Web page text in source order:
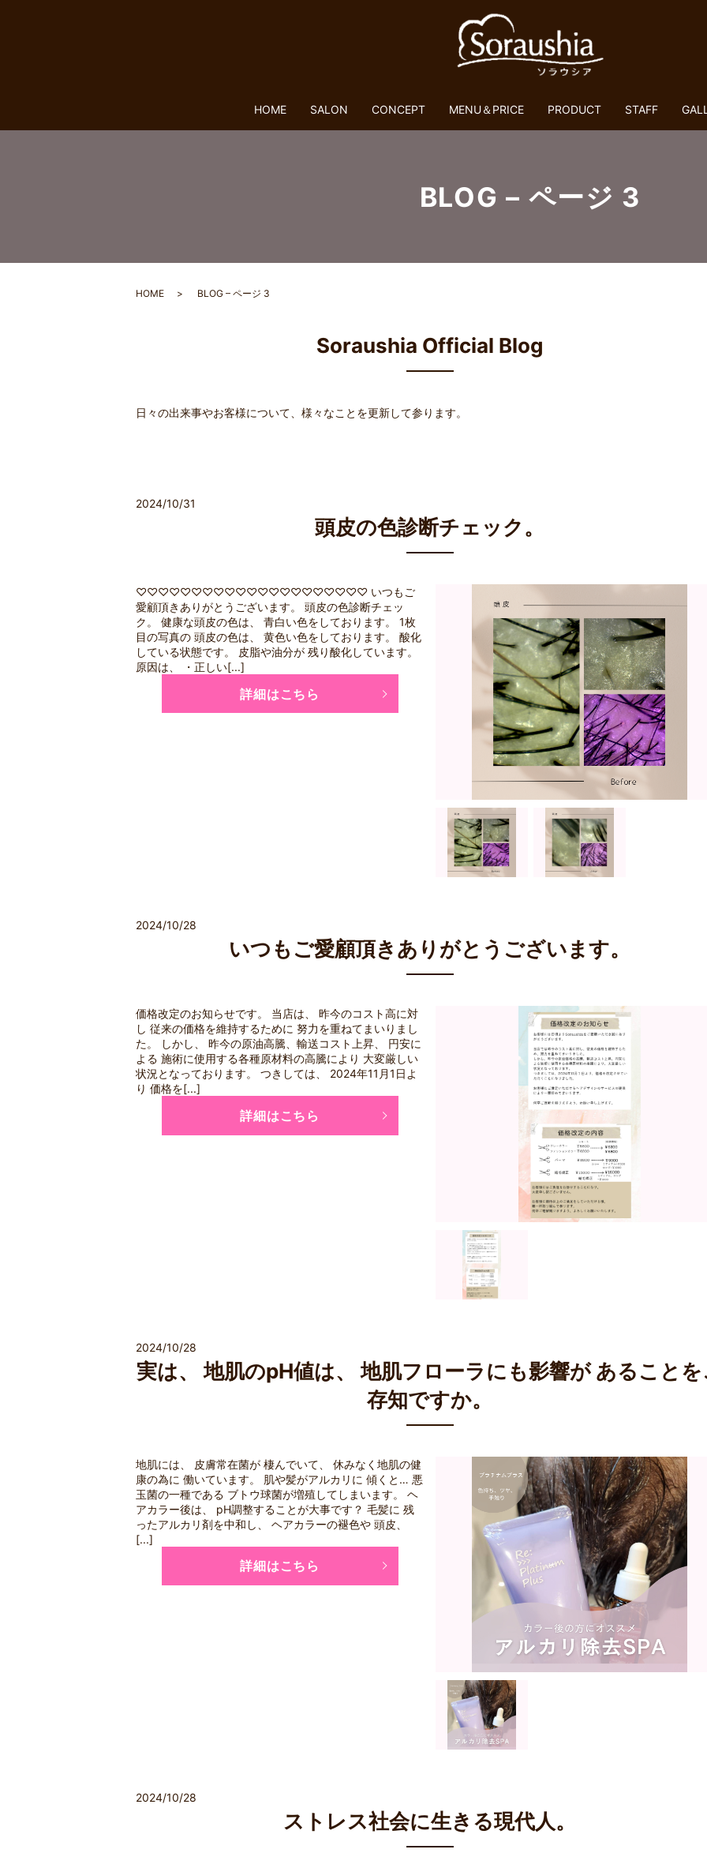
HOME SALON CONCEPT MENU＆PRICE PRODUCT STAFF
BLOG – ページ 3
HOME BLOG – ページ 3
Soraushia Official Blog
日々の出来事やお客様について、様々なことを更新して参ります。
2024/10/31
頭皮の色診断チェック。
♡♡♡♡♡♡♡♡♡♡♡♡♡♡♡♡♡♡♡♡♡ いつもご
愛顧頂きありがとうございます。 頭皮の色診断チェッ
ク。 健康な頭皮の色は、 青白い色をしております。 1枚
目の写真の 頭皮の色は、 黄色い色をしております。 酸化
している状態です。 皮脂や油分が 残り酸化しています。
原因は、 ・正しい[...]
詳細はこちら
2024/10/28
いつもご愛顧頂きありがとうございます。
価格改定のお知らせです。 当店は、 昨今のコスト高に対
し 従来の価格を維持するために 努力を重ねてまいりまし
た。 しかし、 昨今の原油高騰、輸送コスト上昇、 円安に
よる 施術に使用する各種原材料の高騰により 大変厳しい
状況となっております。 つきしては、 2024年11月1日よ
り 価格を[...]
詳細はこちら
2024/10/28
実は、 地肌のpH値は、 地肌フローラにも影響が あることを
存知ですか。
地肌には、 皮膚常在菌が 棲んでいて、 休みなく地肌の健
康の為に 働いています。 肌や髪がアルカリに 傾くと… 悪
玉菌の一種である ブトウ球菌が増殖してしまいます。 ヘ
アカラー後は、 pH調整することが大事です？ 毛髪に 残
ったアルカリ剤を中和し、 ヘアカラーの褪色や 頭皮、
[...]
詳細はこちら
2024/10/28
ストレス社会に生きる現代人。